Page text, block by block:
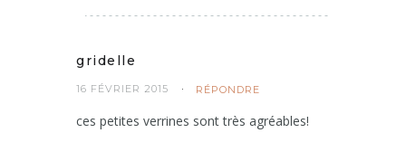
gridelle
16 FÉVRIER 2015 RÉPONDRE
ces petites verrines sont très agréables!